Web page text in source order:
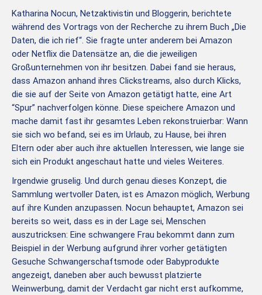
Katharina Nocun, Netzaktivistin und Bloggerin, berichtete
während des Vortrags von der Recherche zu ihrem Buch „Die
Daten, die ich rief“. Sie fragte unter anderem bei Amazon
oder Netflix die Datensätze an, die die jeweiligen
Großunternehmen von ihr besitzen. Dabei fand sie heraus,
dass Amazon anhand ihres Clickstreams, also durch Klicks,
die sie auf der Seite von Amazon getätigt hatte, eine Art
“Spur” nachverfolgen könne. Diese speichere Amazon und
mache damit fast ihr gesamtes Leben rekonstruierbar: Wann
sie sich wo befand, sei es im Urlaub, zu Hause, bei ihren
Eltern oder aber auch ihre aktuellen Interessen, wie lange sie
sich ein Produkt angeschaut hatte und vieles Weiteres.
Irgendwie gruselig. Und durch genau dieses Konzept, die
Sammlung wertvoller Daten, ist es Amazon möglich, Werbung
auf ihre Kunden anzupassen. Nocun behauptet, Amazon sei
bereits so weit, dass es in der Lage sei, Menschen
auszutricksen: Eine schwangere Frau bekommt dann zum
Beispiel in der Werbung aufgrund ihrer vorher getätigten
Gesuche Schwangerschaftsmode oder Babyprodukte
angezeigt, daneben aber auch bewusst platzierte
Weinwerbung, damit der Verdacht gar nicht erst aufkomme,